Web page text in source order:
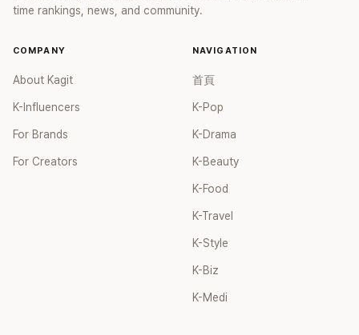
time rankings, news, and community.
COMPANY
About Kagit
K-Influencers
For Brands
For Creators
NAVIGATION
首頁
K-Pop
K-Drama
K-Beauty
K-Food
K-Travel
K-Style
K-Biz
K-Medi